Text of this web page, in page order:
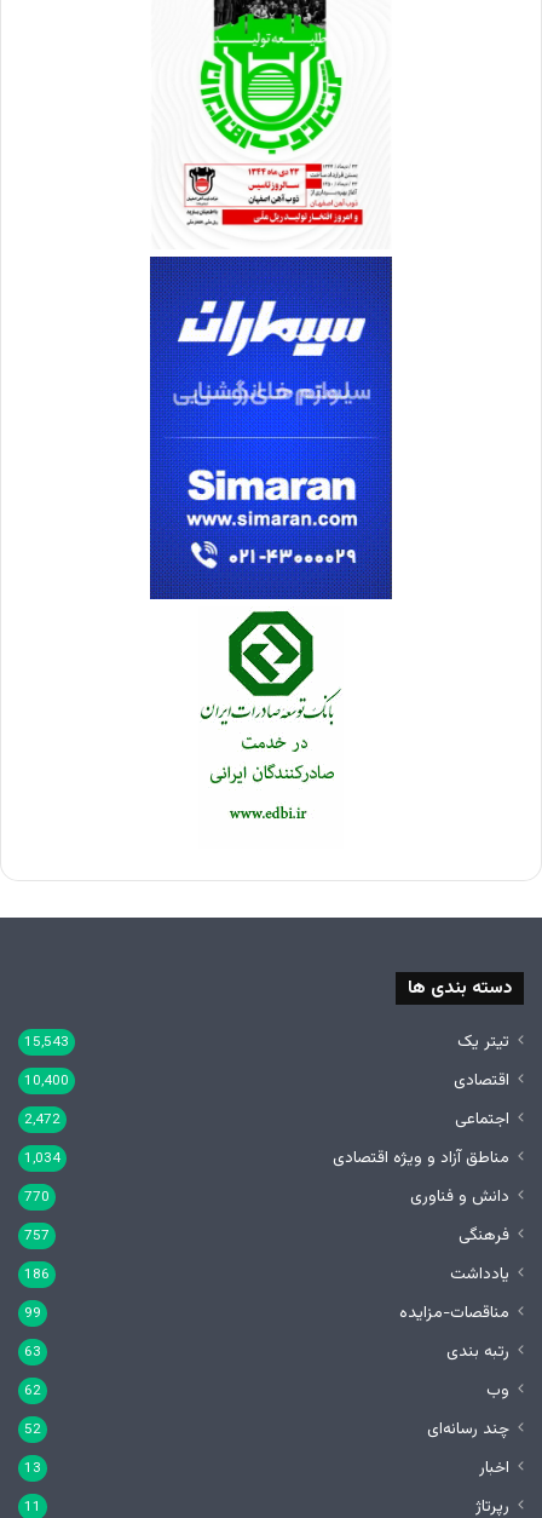
دسته بندی ها
تیتر یک 15,543
اقتصادی 10,400
اجتماعی 2,472
مناطق آزاد و ویژه اقتصادی 1,034
دانش و فناوری 770
فرهنگی 757
یادداشت 186
مناقصات-مزایده 99
رتبه بندی 63
وب 62
چند رسانه‌ای 52
اخبار 13
رپرتاژ 11